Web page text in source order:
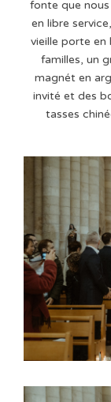
fonte que
en libre
vieille porte en
familles, un
magnét en
invité et des
tasses